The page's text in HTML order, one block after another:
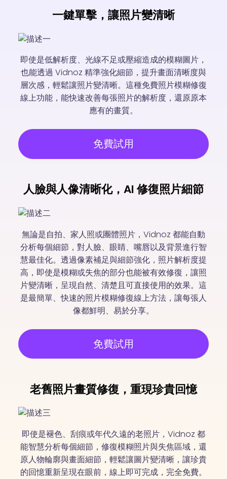
一鍵單擊，讓照片變清晰
即使是低解析度、光線不足或壓縮造成的模糊圖片，
也能透過 Vidnoz 精準強化細節，提升畫面清晰度與
層次感，輕鬆讓照片變清晰。這種免費照片模糊修復
線上功能，能快速改善每張照片的解析度，還原原本
應有的畫質。
免費試用
人臉與人像清晰化，AI 修復照片細節
無論是自拍、家人照或團體照片，Vidnoz 都能自動
分析每個細節，對人臉、眼睛、嘴唇以及背景進行智
慧最佳化。透過像素補足與細節強化，照片解析度提
高，即使是模糊或失焦的部分也能被有效修復，讓照
片變清晰，呈現自然、清楚且可直接使用的效果。這
是最簡單、快速的照片模糊修復線上方法，讓每張人
像都鮮明、易於分享。
免費試用
老舊照片畫質修復，重現珍貴回憶
即使是褪色、刮痕或年代久遠的老照片，Vidnoz 都
能智慧分析每個細節，修復模糊照片與失焦區域，還
原人物輪廓與畫面細節，輕鬆讓圖片變清晰，讓珍貴
的回憶重新呈現在眼前，線上即可完成，完全免費。